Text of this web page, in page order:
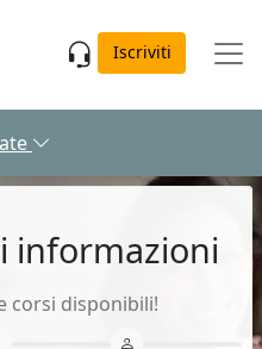
Iscriviti
informazioni
corsi disponibili!